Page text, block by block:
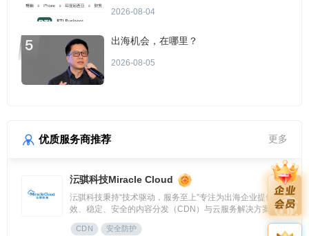
2026-08-04
出海机会，在哪里？
2026-08-05
优质服务商推荐 更多
沄骐科技Miracle Cloud
沄骐科技秉持“技术驱动，服务至上”专注为出海企业提供高
效、稳定、安全的内容分发（CDN）与云服务解决方案，是
全球边缘云领导者Fastly中国区首个合作伙伴。团队由业内资
深专家组成，拥有大规模分布式架构服务经验，提供全流程技
CDN 安全防护